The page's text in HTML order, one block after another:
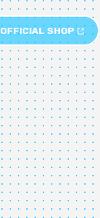
OFFICIAL SHOP